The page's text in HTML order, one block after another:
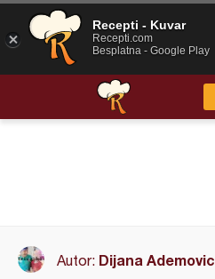
Autor: Dijana Ademovic
Recepti - Kuvar
Recepti.com
Besplatna - Google Play